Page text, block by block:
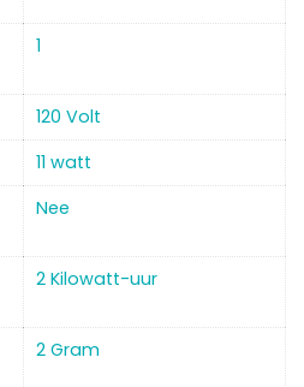
‎1
‎120 Volt
‎11 watt
‎Nee
‎2 Kilowatt-uur
‎2 Gram